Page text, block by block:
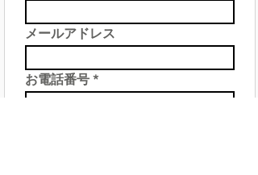
メールアドレス
お電話番号